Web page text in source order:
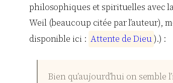
philosophiques et spirituelles avec
Weil (beaucoup citée par l’auteur),
disponible ici : Attente de Dieu).) :
Bien qu’aujourd’hui on